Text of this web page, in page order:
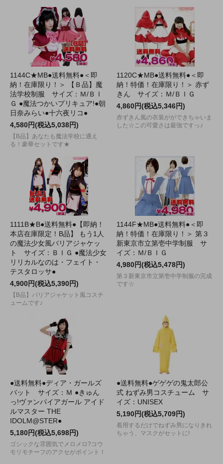
1144C★MB●送料無料●＜即
納！在庫限り！＞ 【Ｂ品】魔
法学校制服 サイズ：Ｍ/ＢＩ
Ｇ ●魔法つかいプリキュア!●朝
日奈みらい●十六夜リコ●
4,580円(税込5,038円)
【B品】あなたも魔法学校に通え
る！豪華セットです★
1120C★MB●送料無料●＜即
納！特価！在庫限り！＞ 赤ず
きん サイズ：Ｍ/ＢＩＧ
4,860円(税込5,346円)
赤ずきん風の衣装がができちゃいま
した☆この可愛さは最強ですっ♪
1111B★B●送料無料●【即納！
本店在庫限定！B品】 もう1人
の魔法少女風バリアジャケッ
ト サイズ：ＢＩＧ ●魔法少女
リリカルなのは・フェイト・
テスタロッサ●
4,900円(税込5,390円)
【B品】バリアジャケット風コスチ
ュームです♪
1144F★MB●送料無料●＜即
納！特価！在庫限り！＞ 第３
新東京市立第壱中学制服 サ
イズ：Ｍ/ＢＩＧ
4,980円(税込5,478円)
第３新東京市立第壱中学制服の完成
です☆
●送料無料●ディア・ガールズ
バット サイズ：Ｍ ●きゅん
っ!ヴァンパイアガール アイド
ルマスター THE
IDOLM@STER●
5,180円(税込5,698円)
ゴシックな雰囲気でメロメロ?コウ
モリモチーフのアクセがポイント！
●送料無料●ゲゲゲの鬼太郎公
式 ねずみ男コスチューム サ
イズ：UNISEX
5,190円(税込5,709円)
着用するだけでねずみ男になりきれ
ちゃう、マスクがセットに!